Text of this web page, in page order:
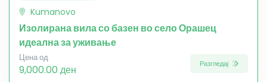
Kumanovo
Изолирана вила со базен во село Орашец
идеална за уживање
Цена од
9,000.00 ден Разгледај